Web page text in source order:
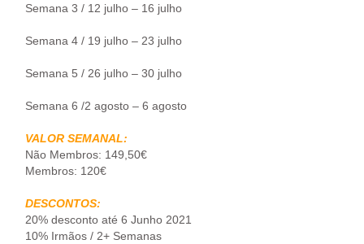
Semana 3 / 12 julho – 16 julho
Semana 4 / 19 julho – 23 julho
Semana 5 / 26 julho – 30 julho
Semana 6 /2 agosto – 6 agosto
VALOR SEMANAL:
Não Membros: 149,50€
Membros: 120€
DESCONTOS:
20% desconto até 6 Junho 2021
10% Irmãos / 2+ Semanas